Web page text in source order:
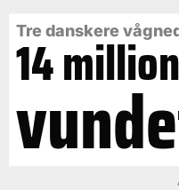
Tre danskere
14